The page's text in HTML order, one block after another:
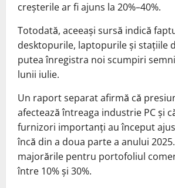
creșterile ar fi ajuns la 20%–40%.
Totodată, aceeași sursă indică
desktopurile, laptopurile și stațiile
putea înregistra noi scumpiri
lunii iulie.
Un raport separat afirmă că
afectează întreaga industrie PC și
furnizori importanți au început
încă din a doua parte a anului
majorările pentru portofoliul
între 10% și 30%.